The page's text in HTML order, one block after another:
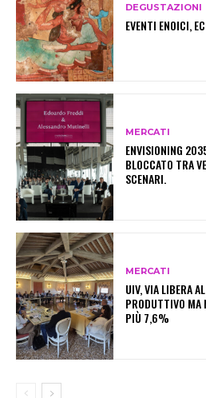
DEGUSTAZIONI
EVENTI ENOICI,
MERCATI
ENVISIONING
BLOCCATO TRA
SCENARI.
MERCATI
UIV, VIA LIBERA
PRODUTTIVO MA
PIÙ 7,6%